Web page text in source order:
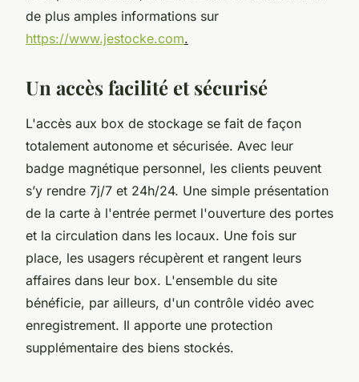
de plus amples informations sur
https://www.jestocke.com.
Un accès facilité et sécurisé
L'accès aux box de stockage se fait de façon
totalement autonome et sécurisée. Avec leur
badge magnétique personnel, les clients peuvent
s’y rendre 7j/7 et 24h/24. Une simple présentation
de la carte à l'entrée permet l'ouverture des portes
et la circulation dans les locaux. Une fois sur
place, les usagers récupèrent et rangent leurs
affaires dans leur box. L'ensemble du site
bénéficie, par ailleurs, d'un contrôle vidéo avec
enregistrement. Il apporte une protection
supplémentaire des biens stockés.